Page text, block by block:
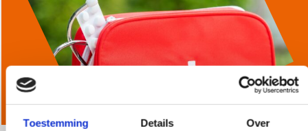
Toestemming Details Over